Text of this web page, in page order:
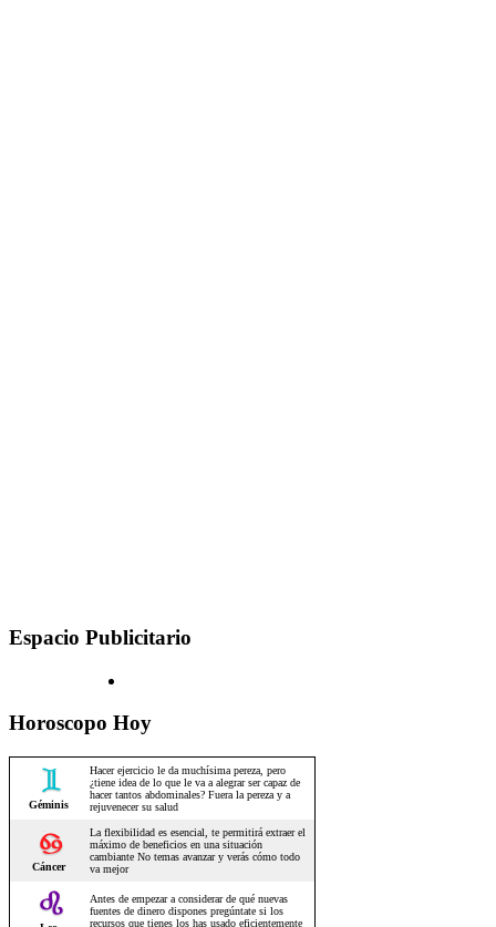
Espacio Publicitario
Horoscopo Hoy